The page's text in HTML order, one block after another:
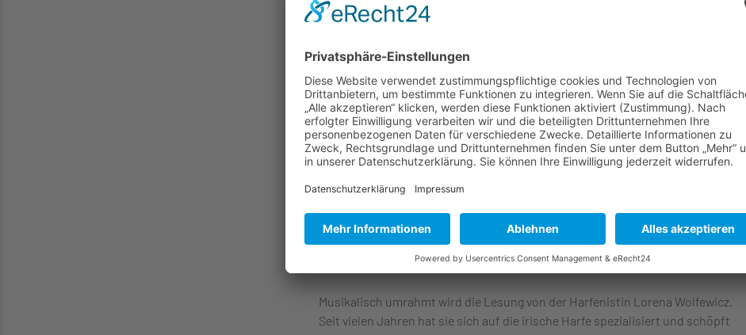
verschlingt, mir leben gibt und mich atmen lässt …“
Prosa. Sinnliches wird in Szene gesetzt: Farben, Jahreszeiten und die
Begegnung mit dem Meer. Das Meer als Ort der Bedrohung und Geborgenheit,
als Freund und Feind gleichermaßen. Das „blaue Wunder" als Lehrmeister, das
größer ist als alle Kathedralen. Sabine Wallefelds größte Inspirationsquelle
bezüglich des Schreibens, des Malens, des eigenen Lebens.
Lorena Wolfewicz
Musikalisch umrahmt wird die Lesung von der Harfenistin Lorena Wolfewicz.
Seit vielen Jahren hat sie sich auf die irische Harfe spezialisiert und schöpft